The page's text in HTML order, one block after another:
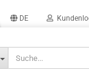
DE